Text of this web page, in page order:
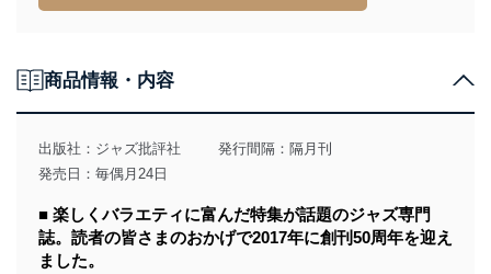
法令遵守
その他の規範を遵守します。また、当社の管理の仕組み
に、これらの法令及びその他の規範を常に適合させま
す。
個人情報の安全管理措置
当社は、個人情報の正確性及び安全性を確保するため
商品情報・内容
出版社： ジャズ批評社
発行間隔：隔月刊
発売日：毎偶月24日
■ 楽しくバラエティに富んだ特集が話題のジャズ専門
誌。読者の皆さまのおかげで2017年に創刊50周年を迎え
ました。